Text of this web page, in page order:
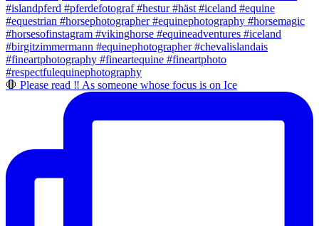
🛑 Please read ‼️ As someone whose focus is on Ice